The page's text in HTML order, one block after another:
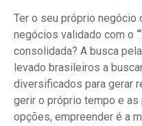
Ter o seu próprio negócio
negócios validado com o
consolidada? A busca
levado brasileiros a
diversificados para gerar
gerir o próprio tempo e
opções, empreender é a